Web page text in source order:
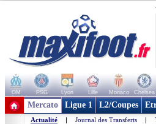
OM PSG Lyon Lille Monaco Chelsea
+ de clubs
Mercato Ligue 1 L2/Coupes
Actualité | Journal des Transferts |